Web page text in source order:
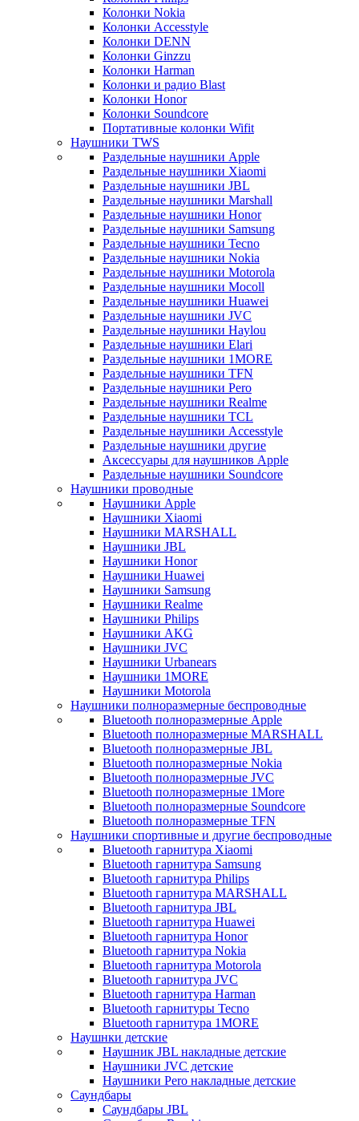
Колонки Nokia
Колонки Accesstyle
Колонки DENN
Колонки Ginzzu
Колонки Harman
Колонки и радио Blast
Колонки Honor
Колонки Soundcore
Портативные колонки Wifit
Наушники TWS
Раздельные наушники Apple
Раздельные наушники Xiaomi
Раздельные наушники JBL
Раздельные наушники Marshall
Раздельные наушники Honor
Раздельные наушники Samsung
Раздельные наушники Tecno
Раздельные наушники Nokia
Раздельные наушники Motorola
Раздельные наушники Mocoll
Раздельные наушники Huawei
Раздельные наушники JVC
Раздельные наушники Haylou
Раздельные наушники Elari
Раздельные наушники 1MORE
Раздельные наушники TFN
Раздельные наушники Pero
Раздельные наушники Realme
Раздельные наушники TCL
Раздельные наушники Accesstyle
Раздельные наушники другие
Аксессуары для наушников Apple
Раздельные наушники Soundcore
Наушники проводные
Наушники Apple
Наушники Xiaomi
Наушники MARSHALL
Наушники JBL
Наушники Honor
Наушники Huawei
Наушники Samsung
Наушники Realme
Наушники Philips
Наушники AKG
Наушники JVC
Наушники Urbanears
Наушники 1MORE
Наушники Motorola
Наушники полноразмерные беспроводные
Bluetooth полноразмерные Apple
Bluetooth полноразмерные MARSHALL
Bluetooth полноразмерные JBL
Bluetooth полноразмерные Nokia
Bluetooth полноразмерные JVC
Bluetooth полноразмерные 1More
Bluetooth полноразмерные Soundcore
Bluetooth полноразмерные TFN
Наушники спортивные и другие беспроводные
Bluetooth гарнитура Xiaomi
Bluetooth гарнитура Samsung
Bluetooth гарнитура Philips
Bluetooth гарнитура MARSHALL
Bluetooth гарнитура JBL
Bluetooth гарнитура Huawei
Bluetooth гарнитура Honor
Bluetooth гарнитура Nokia
Bluetooth гарнитура Motorola
Bluetooth гарнитура JVC
Bluetooth гарнитура Harman
Bluetooth гарнитуры Tecno
Bluetooth гарнитура 1MORE
Наушнки детские
Наушник JBL накладные детские
Наушники JVC детские
Наушники Pero накладные детские
Саундбары
Саундбары JBL